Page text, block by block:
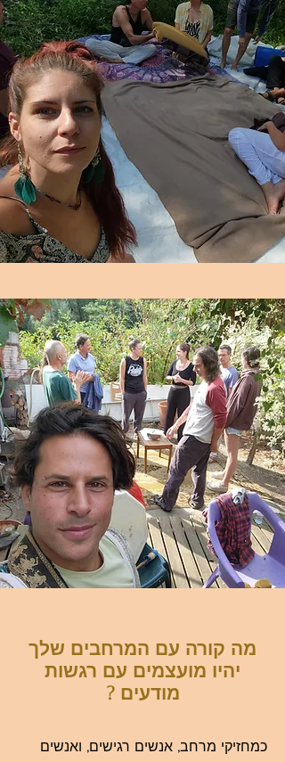
מה קורה עם המרחבים שלך
יהיו מועצמים עם רגשות
מודעים ?
כמחזיקי מרחב, אנשים רגישים, ואנשים